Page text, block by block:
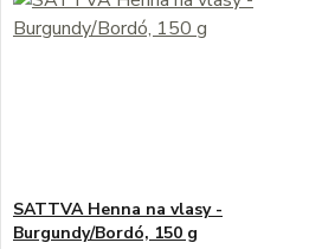
SATTVA Henna na vlasy -
Burgundy/Bordó, 150 g